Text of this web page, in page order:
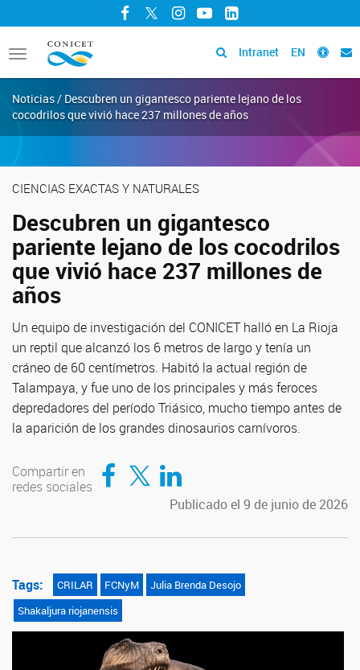
Facebook
TwitterInstagram
YouTubeLinkedIn
Toggle
navigation
Intranet EN
Noticias / Descubren un gigantesco pariente lejano de los
cocodrilos que vivió hace 237 millones de años
CIENCIAS EXACTAS Y NATURALES
Descubren un gigantesco
pariente lejano de los cocodrilos
que vivió hace 237 millones de
años
Un equipo de investigación del CONICET halló en La Rioja
un reptil que alcanzó los 6 metros de largo y tenía un
cráneo de 60 centímetros. Habitó la actual región de
Talampaya, y fue uno de los principales y más feroces
depredadores del período Triásico, mucho tiempo antes de
la aparición de los grandes dinosaurios carnívoros.
Compartir en
redes sociales
Compartir en Facebook
Compartir en TwitterCompartir en LinkedIn
Publicado el 9 de junio de 2026
Tags: CRILAR FCNyM
Julia Brenda Desojo
Shakaljura riojanensis